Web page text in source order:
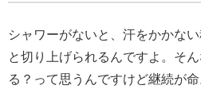
シャワーがないと、汗をかかな
と切り上げられるんですよ。そ
る？って思うんですけど継続が